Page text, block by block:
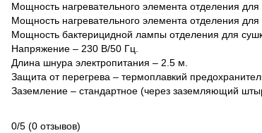
Мощность нагревательного элемента отделения
Мощность нагревательного элемента отделения
Мощность бактерицидной лампы отделения для
Напряжение – 230 В/50 Гц.
Длина шнура электропитания – 2.5 м.
Защита от перегрева – термоплавкий
Заземление – стандартное (через заземляющий
0/5 (0 отзывов)